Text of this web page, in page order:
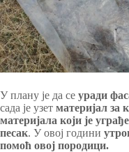
У плану је да се уради
сада је узет материјал за
материјала који је
песак. У овој години
помоћ овој породици.